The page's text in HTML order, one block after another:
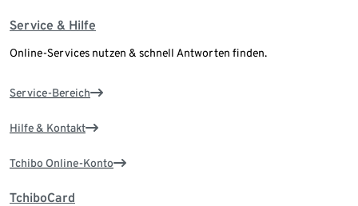
Service & Hilfe
Online-Services nutzen & schnell Antworten finden.
Service-Bereich
Hilfe & Kontakt
Tchibo Online-Konto
TchiboCard